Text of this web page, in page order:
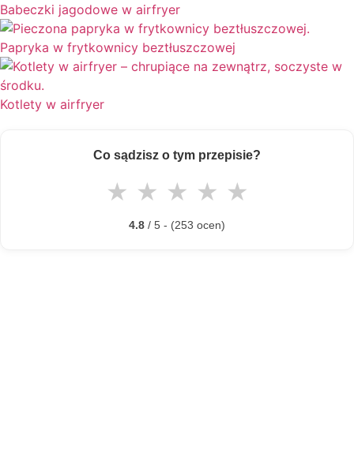
Babeczki jagodowe w airfryer
Papryka w frytkownicy beztłuszczowej
Kotlety w airfryer
Co sądzisz o tym przepisie?
★ ★ ★ ★ ★
4.8 / 5 - (253 ocen)